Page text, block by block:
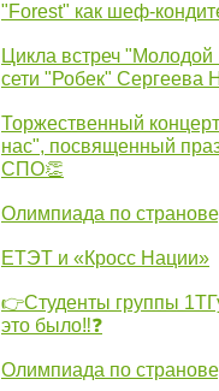
"Forest" как шеф-
Цикла встреч
сети "Робек" Сергеева
Торжественный
нас", посвященный
СПО👏
Олимпиада по
ЕТЭТ и «Кросс Нации»
👉Студенты группы
это было‼❓
Олимпиада по